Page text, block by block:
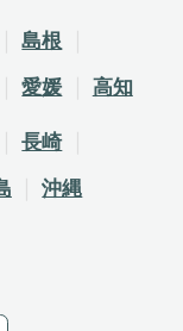
島根
愛媛 高知
長崎
沖縄